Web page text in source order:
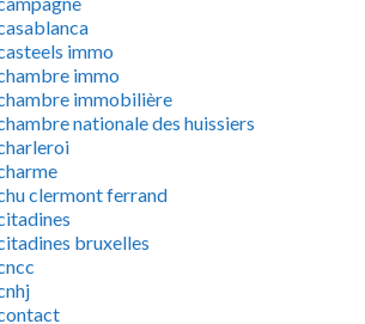
immo
immo
immobilière
nationale des huissiers
clermont ferrand
bruxelles